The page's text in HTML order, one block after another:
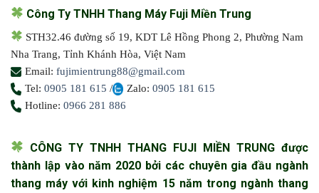
Công Ty TNHH Thang Máy Fuji Miền Trung
STH32.46 đường số 19, KDT Lê Hồng Phong 2, Phường Nam
Nha Trang, Tỉnh Khánh Hòa, Việt Nam
Email: fujimientrung88@gmail.com
Tel: 0905 181 615 / Zalo: 0905 181 615
Hotline: 0966 281 886
CÔNG TY TNHH THANG FUJI MIỀN TRUNG được
thành lập vào năm 2020 bởi các chuyên gia đầu ngành
thang máy với kinh nghiệm 15 năm trong ngành thang